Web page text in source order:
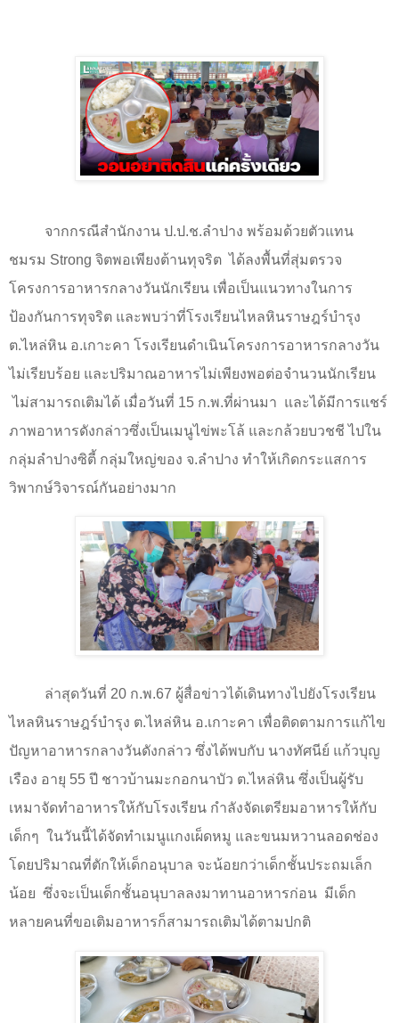
จากกรณีสำนักงาน ป.ป.ช.ลำปาง พร้อมด้วยตัวแทน
ชมรม Strong จิตพอเพียงต้านทุจริต ได้ลงพื้นที่สุ่มตรวจ
โครงการอาหารกลางวันนักเรียน เพื่อเป็นแนวทางในการ
ป้องกันการทุจริต และพบว่าที่โรงเรียนไหลหินราษฎร์บำรุง
ต.ไหล่หิน อ.เกาะคา โรงเรียนดำเนินโครงการอาหารกลางวัน
ไม่เรียบร้อย และปริมาณอาหารไม่เพียงพอต่อจำนวนนักเรียน
ไม่สามารถเติมได้ เมื่อวันที่ 15 ก.พ.ที่ผ่านมา และได้มีการแชร์
ภาพอาหารดังกล่าวซึ่งเป็นเมนูไข่พะโล้ และกล้วยบวชชี ไปใน
กลุ่มลำปางซิตี้ กลุ่มใหญ่ของ จ.ลำปาง ทำให้เกิดกระแสการ
วิพากษ์วิจารณ์กันอย่างมาก
ล่าสุดวันที่ 20 ก.พ.67 ผู้สื่อข่าวได้เดินทางไปยังโรงเรียน
ไหลหินราษฎร์บำรุง ต.ไหล่หิน อ.เกาะคา เพื่อติดตามการแก้ไข
ปัญหาอาหารกลางวันดังกล่าว ซึ่งได้พบกับ นางทัศนีย์ แก้วบุญ
เรือง อายุ 55 ปี ชาวบ้านมะกอกนาบัว ต.ไหล่หิน ซึ่งเป็นผู้รับ
เหมาจัดทำอาหารให้กับโรงเรียน กำลังจัดเตรียมอาหารให้กับ
เด็กๆ ในวันนี้ได้จัดทำเมนูแกงเผ็ดหมู และขนมหวานลอดช่อง
โดยปริมาณที่ตักให้เด็กอนุบาล จะน้อยกว่าเด็กชั้นประถมเล็ก
น้อย ซึ่งจะเป็นเด็กชั้นอนุบาลลงมาทานอาหารก่อน มีเด็ก
หลายคนที่ขอเติมอาหารก็สามารถเติมได้ตามปกติ